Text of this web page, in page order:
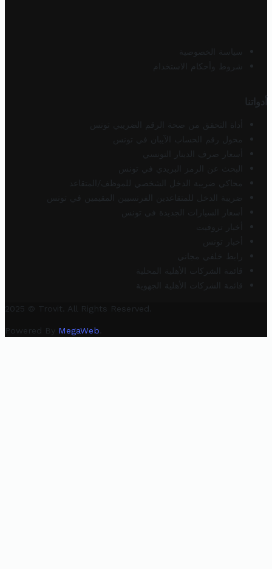
سياسة الخصوصية
شروط وأحكام الاستخدام
أدواتنا
أداة التحقق من صحة الرقم الضريبي تونس
محول رقم الحساب الآيبان في تونس
أسعار صرف الدينار التونسي
البحث عن الرمز البريدي في تونس
محاكي ضريبة الدخل الشخصي للموظف/المتقاعد
ضريبة الدخل للمتقاعدين الفرنسيين المقيمين في تونس
أسعار السيارات الجديدة في تونس
أخبار تروفيت
أخبار تونس
رابط خلفي مجاني
قائمة الشركات الأهلية المحلية
قائمة الشركات الأهلية الجهوية
2025 © Trovit. All Rights Reserved.
Powered By MegaWeb